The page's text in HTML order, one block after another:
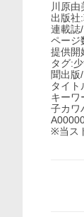
川原由
出版社
連載誌
ページ
提供開
タグ:
聞出版
タイト
キーワ
子カワ
※当ス